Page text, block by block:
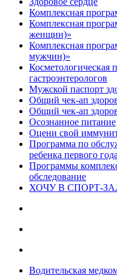
Комплексная
Комплексная
женщин)»
Комплексная
мужчин)»
Косметологическая
гастроэнтерологов
Мужской паспорт
Общий чек-ап
Общий чек-ап
Осознанное питание
Оцени свой
Программа по
ребенка первого
Программы
обследование
ХОЧУ В CПОРТ-
Водительская